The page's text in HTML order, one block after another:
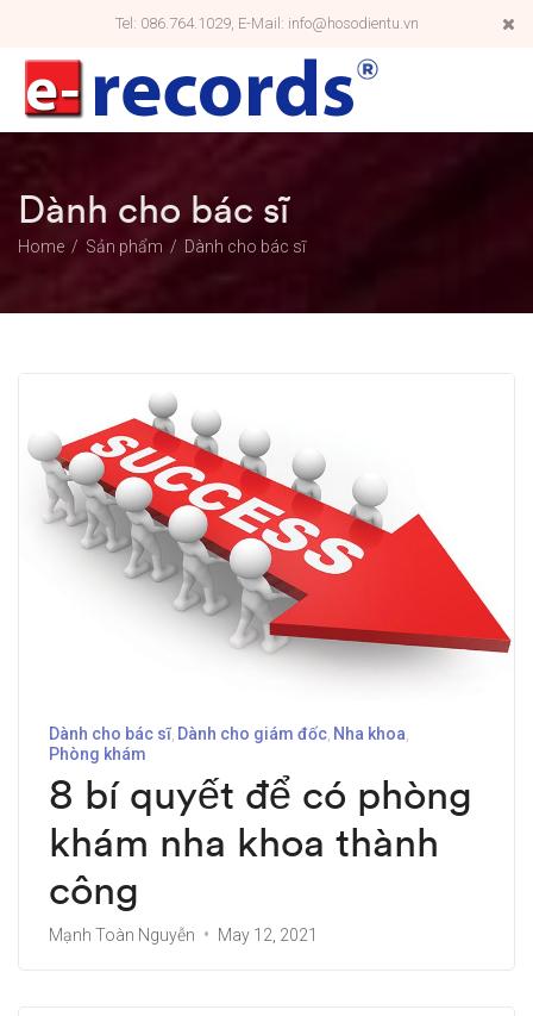
Tel: 086.764.1029, E-Mail: info@hosodientu.vn
Dành cho bác sĩ
Home Sản phẩm Dành cho bác sĩ
Dành cho bác sĩ Dành cho giám đốc Nha khoa
Phòng khám
8 bí quyết để có phòng
khám nha khoa thành
công
Mạnh Toàn Nguyễn May 12, 2021